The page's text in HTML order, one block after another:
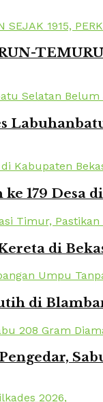
179 Desa
di
di